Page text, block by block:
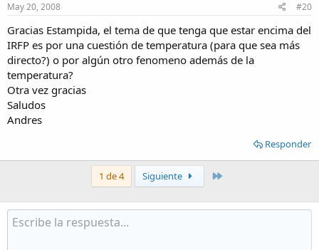
May 20, 2008 #20
Gracias Estampida, el tema de que tenga que estar encima del
IRFP es por una cuestión de temperatura (para que sea más
directo?) o por algún otro fenomeno además de la
temperatura?
Otra vez gracias
Saludos
Andres
Responder
1 de 4 Siguiente